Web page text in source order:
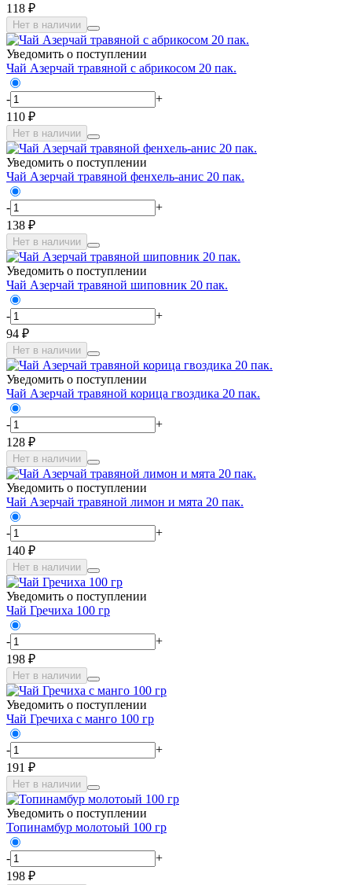
118 ₽
Нет в наличии
Уведомить о поступлении
Чай Азерчай травяной с абрикосом 20 пак.
-
+
110 ₽
Нет в наличии
Уведомить о поступлении
Чай Азерчай травяной фенхель-анис 20 пак.
-
+
138 ₽
Нет в наличии
Уведомить о поступлении
Чай Азерчай травяной шиповник 20 пак.
-
+
94 ₽
Нет в наличии
Уведомить о поступлении
Чай Азерчай травяной корица гвоздика 20 пак.
-
+
128 ₽
Нет в наличии
Уведомить о поступлении
Чай Азерчай травяной лимон и мята 20 пак.
-
+
140 ₽
Нет в наличии
Уведомить о поступлении
Чай Гречиха 100 гр
-
+
198 ₽
Нет в наличии
Уведомить о поступлении
Чай Гречиха с манго 100 гр
-
+
191 ₽
Нет в наличии
Уведомить о поступлении
Топинамбур молотоый 100 гр
-
+
198 ₽